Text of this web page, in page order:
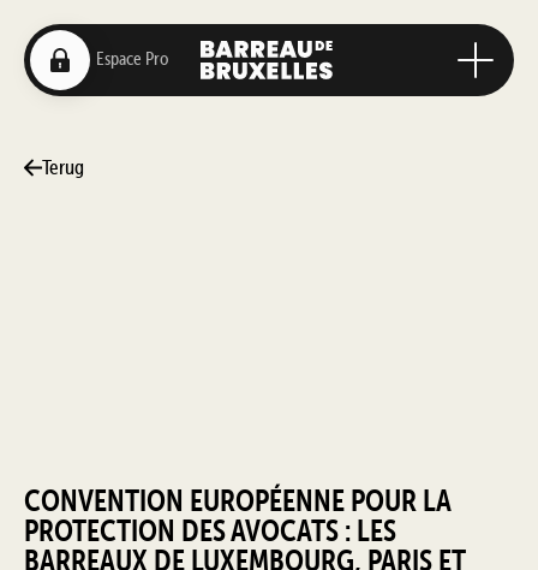
Terug
CONVENTION EUROPÉENNE POUR LA
PROTECTION DES AVOCATS : LES
BARREAUX DE LUXEMBOURG, PARIS ET